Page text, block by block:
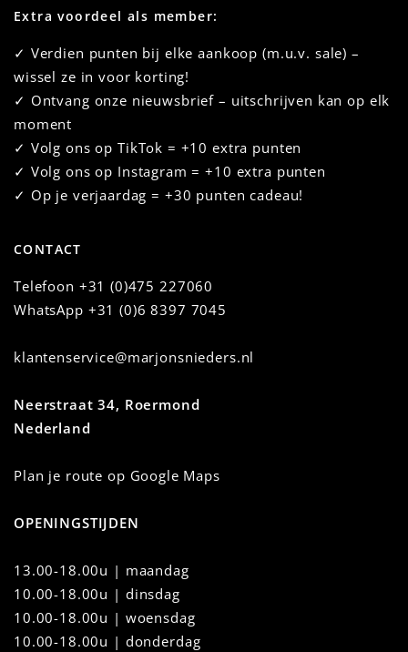
Extra voordeel als member:
✓ Verdien punten bij elke aankoop (m.u.v. sale) –
wissel ze in voor korting!
✓ Ontvang onze nieuwsbrief – uitschrijven kan op elk
moment
✓ Volg ons op TikTok = +10 extra punten
✓ Volg ons op Instagram = +10 extra punten
✓ Op je verjaardag = +30 punten cadeau!
CONTACT
Telefoon +31 (0)475 227060
WhatsApp +31 (0)6 8397 7045
klantenservice@marjonsnieders.nl
Neerstraat 34, Roermond
Nederland
Plan je route op Google Maps
OPENINGSTIJDEN
13.00-18.00u | maandag
10.00-18.00u | dinsdag
10.00-18.00u | woensdag
10.00-18.00u | donderdag